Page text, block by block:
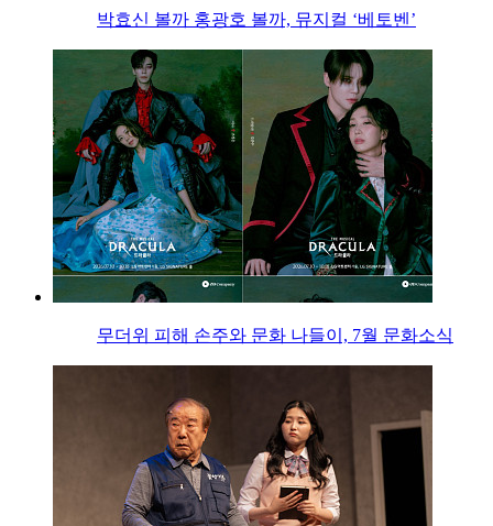
박효신 볼까 홍광호 볼까, 뮤지컬 ‘베토벤’
무더위 피해 손주와 문화 나들이, 7월 문화소식